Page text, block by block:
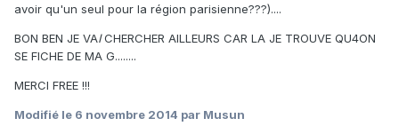
avoir qu'un seul pour la région parisienne???)....
BON BEN JE VAICHERCHER AILLEURS CAR LA JE TROUVE QU4ON
SE FICHE DE MA G........
MERCI FREE !!!
Modifié le 6 novembre 2014 par Musun